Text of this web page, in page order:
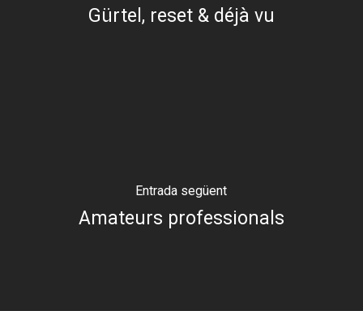
Gürtel, reset & déjà vu
Entrada següent
Amateurs professionals